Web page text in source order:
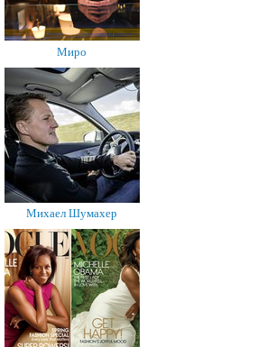
Миро
Михаел Шумахер